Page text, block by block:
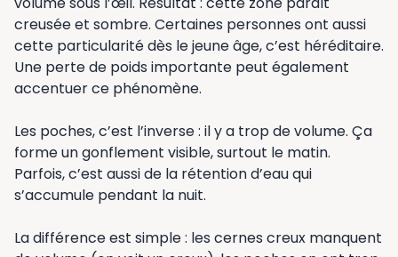
creusée et sombre. Certaines personnes ont aussi
cette particularité dès le jeune âge, c’est héréditaire.
Une perte de poids importante peut également
accentuer ce phénomène.
Les poches, c’est l’inverse : il y a trop de volume. Ça
forme un gonflement visible, surtout le matin.
Parfois, c’est aussi de la rétention d’eau qui
s’accumule pendant la nuit.
La différence est simple : les cernes creux manquent